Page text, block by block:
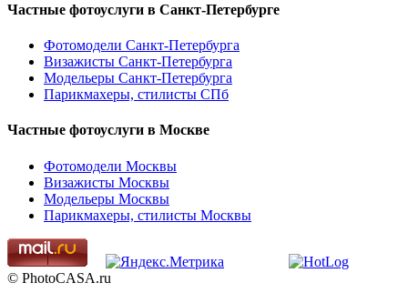
Частные фотоуслуги в Санкт-Петербурге
Фотомодели Санкт-Петербурга
Визажисты Санкт-Петербурга
Модельеры Санкт-Петербурга
Парикмахеры, стилисты СПб
Частные фотоуслуги в Москве
Фотомодели Москвы
Визажисты Москвы
Модельеры Москвы
Парикмахеры, стилисты Москвы
© PhotoCASA.ru